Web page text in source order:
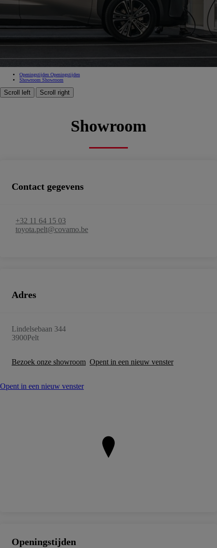
Goedgekeurde verkoop, Goedgekeurde dienst na verkoop, Erkend carrosseriebedrijf, Zakencentrum,
Openingstijden Openingstijden
Showroom Showroom
Scroll left Scroll right
Showroom
Contact gegevens
+32 11 64 15 03
toyota.pelt@covamo.be
Adres
Lindelsebaan 344
3900Pelt
Bezoek onze showroom Opent in een nieuw venster
Opent in een nieuw venster
Openingstijden